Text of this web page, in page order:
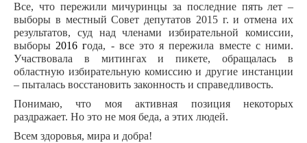
Все, что пережили мичуринцы за последние пять лет –
выборы в местный Совет депутатов 2015 г. и отмена их
результатов, суд над членами избирательной комиссии,
выборы 2016 года, - все это я пережила вместе с ними.
Участвовала в митингах и пикете, обращалась в
областную избирательную комиссию и другие инстанции
– пыталась восстановить законность и справедливость.
Понимаю, что моя активная позиция некоторых
раздражает. Но это не моя беда, а этих людей.
Всем здоровья, мира и добра!